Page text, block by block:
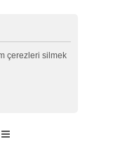
çerezleri silmek